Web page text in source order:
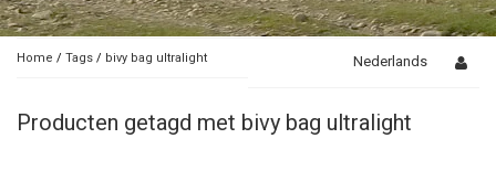
Home / Tags / bivy bag ultralight Nederlands
Producten getagd met bivy bag ultralight